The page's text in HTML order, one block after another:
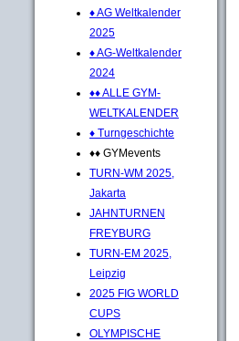
♦ AG Weltkalender
2025
♦ AG-Weltkalender
2024
♦♦ ALLE GYM-
WELTKALENDER
♦ Turngeschichte
♦♦ GYMevents
TURN-WM 2025,
Jakarta
JAHNTURNEN
FREYBURG
TURN-EM 2025,
Leipzig
2025 FIG WORLD
CUPS
OLYMPISCHE